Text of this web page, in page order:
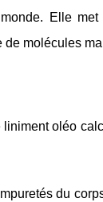
Elle
de molécules
liniment oléo
du